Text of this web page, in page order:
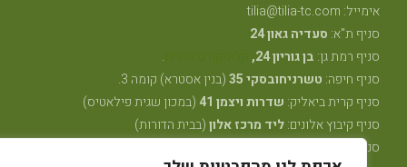
אימייל: tilia@tilia-tc.com
סניף ת"א:סעדיה גאון 24
סניף רמת גן:בן גוריון 24, קליניקה טיפולית
סניף חיפה:טשרניחובסקי 35
(בנין אסטרא) קומה 3.
סניף קרית ביאליק:שדרות ויצמן 41
(במכון שגית פילאטיס)
סניף קיבוץ אלונים:ליד מרכז אלון(בבית הדורות)
סניף באר שבע: מרדכי מקלף 62 (מאוחדת שכונה ו׳ החדשה)